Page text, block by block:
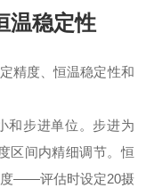
稳定性
精度、恒温稳定性和
步进单位。步进为
区间内精细调节。恒
度——评估时设定20摄